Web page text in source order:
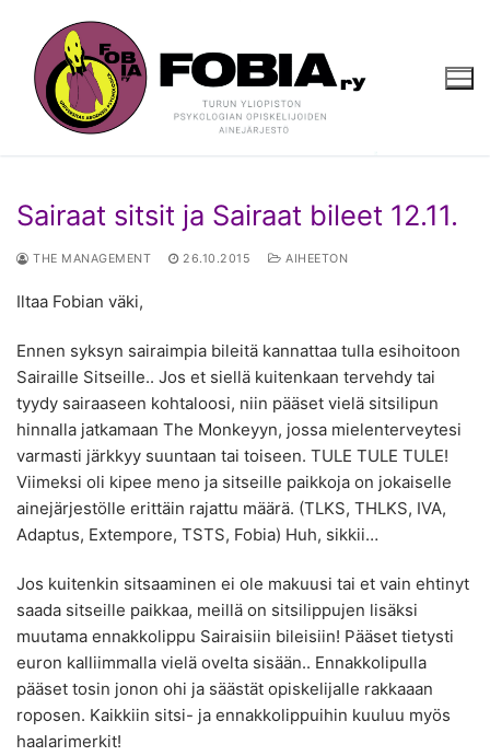
sisältöön
Sairaat sitsit ja Sairaat bileet 12.11.
THE MANAGEMENT 26.10.2015 AIHEETON
Iltaa Fobian väki,
Ennen syksyn sairaimpia bileitä kannattaa tulla esihoitoon
Sairaille Sitseille.. Jos et siellä kuitenkaan tervehdy tai
tyydy sairaaseen kohtaloosi, niin pääset vielä sitsilipun
hinnalla jatkamaan The Monkeyyn, jossa mielenterveytesi
varmasti järkkyy suuntaan tai toiseen. TULE TULE TULE!
Viimeksi oli kipee meno ja sitseille paikkoja on jokaiselle
ainejärjestölle erittäin rajattu määrä. (TLKS, THLKS, IVA,
Adaptus, Extempore, TSTS, Fobia) Huh, sikkii…
Jos kuitenkin sitsaaminen ei ole makuusi tai et vain ehtinyt
saada sitseille paikkaa, meillä on sitsilippujen lisäksi
muutama ennakkolippu Sairaisiin bileisiin! Pääset tietysti
euron kalliimmalla vielä ovelta sisään.. Ennakkolipulla
pääset tosin jonon ohi ja säästät opiskelijalle rakkaaan
roposen. Kaikkiin sitsi- ja ennakkolippuihin kuuluu myös
haalarimerkit!